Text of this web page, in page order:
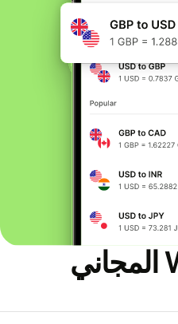
نزّل تطبيق Wise المجاني